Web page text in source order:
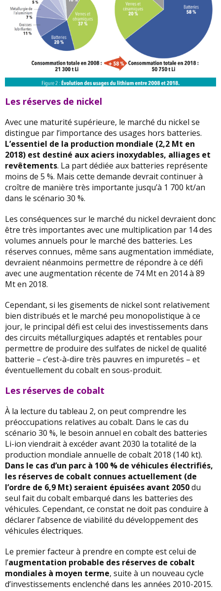
Les réserves de nickel
Avec une maturité supérieure, le marché du nickel se
distingue par l’importance des usages hors batteries.
L’essentiel de la production mondiale (2,2 Mt en
2018) est destiné aux aciers inoxydables, alliages et
revêtements. La part dédiée aux batteries représente
moins de 5 %. Mais cette demande devrait continuer à
croître de manière très importante jusqu’à 1 700 kt/an
dans le scénario 30 %.
Les conséquences sur le marché du nickel devraient donc
être très importantes avec une multiplication par 14 des
volumes annuels pour le marché des batteries. Les
réserves connues, même sans augmentation immédiate,
devraient néanmoins permettre de répondre à ce défi
avec une augmentation récente de 74 Mt en 2014 à 89
Mt en 2018.
Cependant, si les gisements de nickel sont relativement
bien distribués et le marché peu monopolistique à ce
jour, le principal défi est celui des investissements dans
des circuits métallurgiques adaptés et rentables pour
permettre de produire des sulfates de nickel de qualité
batterie – c’est-à-dire très pauvres en impuretés – et
éventuellement du cobalt en sous-produit.
Les réserves de cobalt
À la lecture du tableau 2, on peut comprendre les
préoccupations relatives au cobalt. Dans le cas du
scénario 30 %, le besoin annuel en cobalt des batteries
Li-ion viendrait à excéder avant 2030 la totalité de la
production mondiale annuelle de cobalt 2018 (140 kt).
Dans le cas d’un parc à 100 % de véhicules électrifiés,
les réserves de cobalt connues actuellement (de
l’ordre de 6,9 Mt) seraient épuisées avant 2050du
seul fait du cobalt embarqué dans les batteries des
véhicules. Cependant, ce constat ne doit pas conduire à
déclarer l’absence de viabilité du développement des
véhicules électriques.
Le premier facteur à prendre en compte est celui de
l’augmentation probable des réserves de cobalt
mondiales à moyen terme, suite à un nouveau cycle
d’investissements enclenché dans les années 2010-2015.